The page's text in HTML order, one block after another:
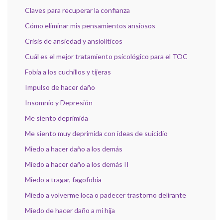
Claves para recuperar la confianza
Cómo eliminar mis pensamientos ansiosos
Crisis de ansiedad y ansiolíticos
Cuál es el mejor tratamiento psicológico para el TOC
Fobia a los cuchillos y tijeras
Impulso de hacer daño
Insomnio y Depresión
Me siento deprimida
Me siento muy deprimida con ideas de suicidio
Miedo a hacer daño a los demás
Miedo a hacer daño a los demás II
Miedo a tragar, fagofobia
Miedo a volverme loca o padecer trastorno delirante
Miedo de hacer daño a mi hija